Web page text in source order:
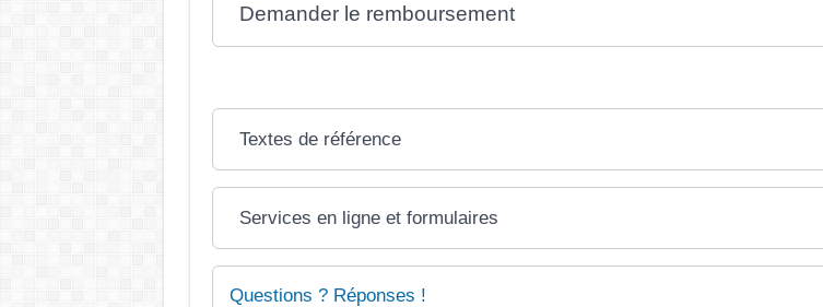
Demander le remboursement
Textes de référence
Services en ligne et formulaires
Questions ? Réponses !